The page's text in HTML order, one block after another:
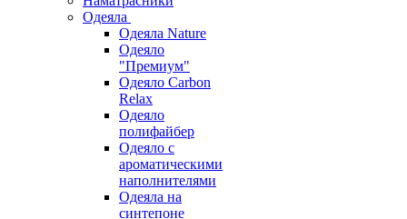
Одеяла
Одеяла Nature
Одеяло
"Премиум"
Одеяло Carbon
Relax
Одеяло
полифайбер
Одеяло с
ароматическими
наполнителями
Одеяла на
синтепоне